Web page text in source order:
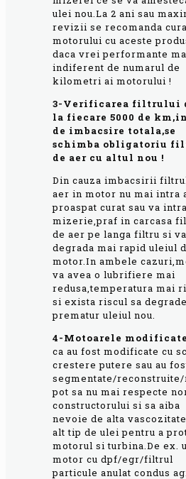
ulei nou.La 2 ani sau
revizii se recomanda
motorului cu aceste
daca vrei performante
indiferent de numarul de
kilometri ai motorului !
3-Verificarea filtrului
la fiecare 5000 de
de imbacsire totala,se
schimba obligatoriu
de aer cu altul nou !
Din cauza imbacsirii
aer in motor nu mai intra
proaspat curat sau va intra
mizerie,praf in carcasa
de aer pe langa filtru si va
degrada mai rapid uleiul
motor.In ambele
va avea o lubrifiere mai
redusa,temperatura mai
si exista riscul sa
prematur uleiul nou.
4-Motoarele modificate
ca au fost modificate cu
crestere putere sau au
segmentate/
pot sa nu mai respecte
constructorului si sa aiba
nevoie de alta
alt tip de ulei pentru a
motorul si turbina.De ex.
motor cu dpf/egr/filtrul
particule anulat condus